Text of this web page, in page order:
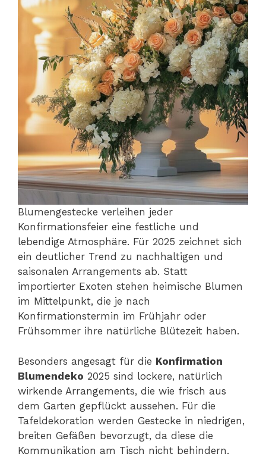
Blumengestecke verleihen jeder
Konfirmationsfeier eine festliche und
lebendige Atmosphäre. Für 2025 zeichnet sich
ein deutlicher Trend zu nachhaltigen und
saisonalen Arrangements ab. Statt
importierter Exoten stehen heimische Blumen
im Mittelpunkt, die je nach
Konfirmationstermin im Frühjahr oder
Frühsommer ihre natürliche Blütezeit haben.
Besonders angesagt für die Konfirmation
Blumendeko 2025 sind lockere, natürlich
wirkende Arrangements, die wie frisch aus
dem Garten gepflückt aussehen. Für die
Tafeldekoration werden Gestecke in niedrigen,
breiten Gefäßen bevorzugt, da diese die
Kommunikation am Tisch nicht behindern.